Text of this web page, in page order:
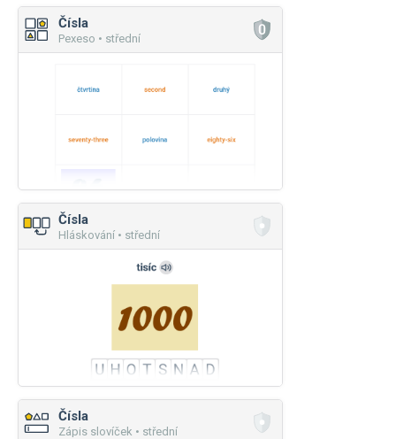
Čísla
Pexeso • střední
Čísla
Hláskování • střední
Čísla
Zápis slovíček • střední